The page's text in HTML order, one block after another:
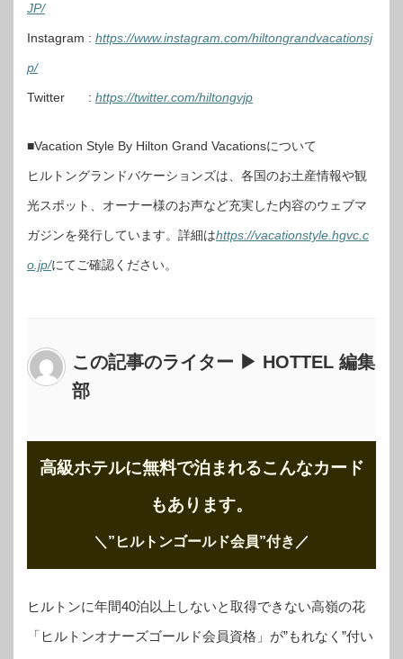
JP/
Instagram : https://www.instagram.com/hiltongrandvacationsj
p/
Twitter : https://twitter.com/hiltongvjp
■Vacation Style By Hilton Grand Vacationsについて
ヒルトングランドバケーションズは、各国のお土産情報や観
光スポット、オーナー様のお声など充実した内容のウェブマ
ガジンを発行しています。詳細はhttps://vacationstyle.hgvc.c
o.jp/にてご確認ください。
この記事のライター ▶ HOTTEL 編集
部
高級ホテルに無料で泊まれるこんなカード
もあります。
＼”ヒルトンゴールド会員”付き ／
ヒルトンに年間40泊以上しないと取得できない高嶺の花
「ヒルトンオナーズゴールド会員資格」が”もれなく”付い